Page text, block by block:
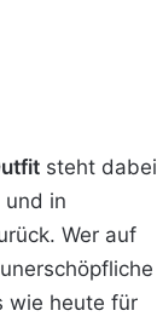
steht dabei
und in
Wer auf
wie heute für